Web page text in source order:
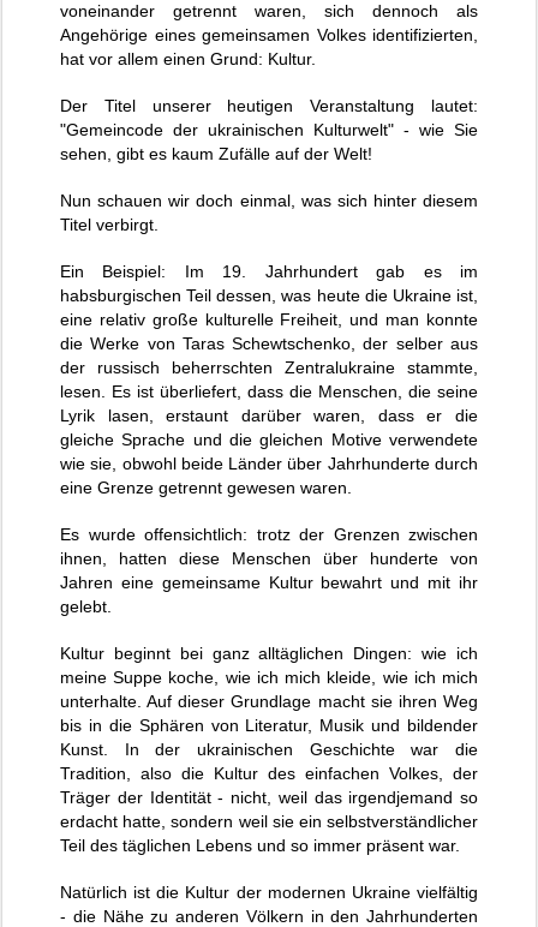
voneinander getrennt waren, sich dennoch als
Angehörige eines gemeinsamen Volkes identifizierten,
hat vor allem einen Grund: Kultur.
Der Titel unserer heutigen Veranstaltung lautet:
"Gemeincode der ukrainischen Kulturwelt" - wie Sie
sehen, gibt es kaum Zufälle auf der Welt!
Nun schauen wir doch einmal, was sich hinter diesem
Titel verbirgt.
Ein Beispiel: Im 19. Jahrhundert gab es im
habsburgischen Teil dessen, was heute die Ukraine ist,
eine relativ große kulturelle Freiheit, und man konnte
die Werke von Taras Schewtschenko, der selber aus
der russisch beherrschten Zentralukraine stammte,
lesen. Es ist überliefert, dass die Menschen, die seine
Lyrik lasen, erstaunt darüber waren, dass er die
gleiche Sprache und die gleichen Motive verwendete
wie sie, obwohl beide Länder über Jahrhunderte durch
eine Grenze getrennt gewesen waren.
Es wurde offensichtlich: trotz der Grenzen zwischen
ihnen, hatten diese Menschen über hunderte von
Jahren eine gemeinsame Kultur bewahrt und mit ihr
gelebt.
Kultur beginnt bei ganz alltäglichen Dingen: wie ich
meine Suppe koche, wie ich mich kleide, wie ich mich
unterhalte. Auf dieser Grundlage macht sie ihren Weg
bis in die Sphären von Literatur, Musik und bildender
Kunst. In der ukrainischen Geschichte war die
Tradition, also die Kultur des einfachen Volkes, der
Träger der Identität - nicht, weil das irgendjemand so
erdacht hatte, sondern weil sie ein selbstverständlicher
Teil des täglichen Lebens und so immer präsent war.
Natürlich ist die Kultur der modernen Ukraine vielfältig
- die Nähe zu anderen Völkern in den Jahrhunderten